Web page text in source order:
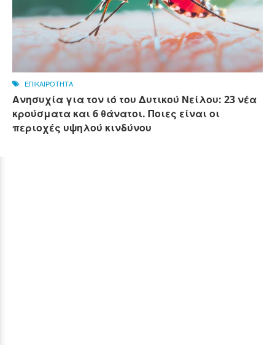
ΕΠΙΚΑΙΡΟΤΗΤΑ
Ανησυχία για τον ιό του Δυτικού Νείλου: 23 νέα
κρούσματα και 6 θάνατοι. Ποιες είναι οι
περιοχές υψηλού κινδύνου